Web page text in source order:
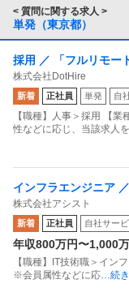
< 質問に関する求人 >
単発（東京都）
採用 ／ 「フルリモ
株式会社DotHire
新着 正社員 単発 自
【職種】人事＞採用 【
性などに応じ、当該求人
インフラエンジニア
1％台」システム導入
／福岡／名古屋」
株式会社アシスト
新着 正社員 自社サー
年収800万円〜1,000
【職種】IT技術職＞イン
※会員属性などに応…続